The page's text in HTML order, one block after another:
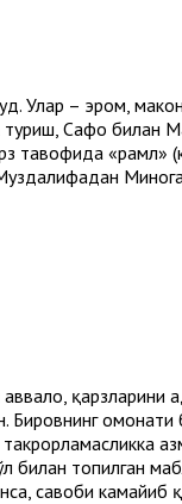
Улар – эҳром,
Сафо билан
тавофида «рамл»
қарзларини
Бировнинг
билан топилган
савоби